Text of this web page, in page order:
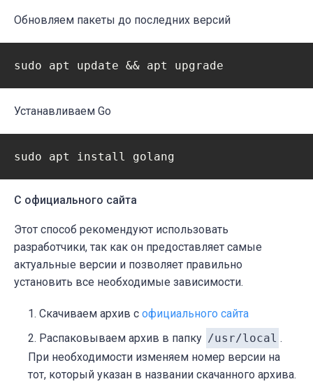
Обновляем пакеты до последних версий
Устанавливаем Go
С официального сайта
Этот способ рекомендуют использовать
разработчики, так как он предоставляет самые
актуальные версии и позволяет правильно
установить все необходимые зависимости.
Скачиваем архив с официального сайта
Распаковываем архив в папку /usr/local .
При необходимости изменяем номер версии на
тот, который указан в названии скачанного архива.